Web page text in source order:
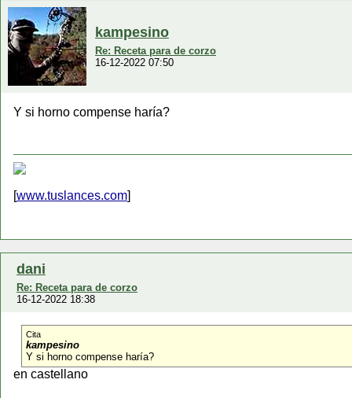
kampesino
Re: Receta para de corzo
16-12-2022 07:50
Y si horno compense haría?
[www.tuslances.com]
dani
Re: Receta para de corzo
16-12-2022 18:38
Cita
kampesino
Y si horno compense haría?
en castellano